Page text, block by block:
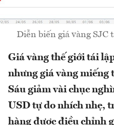
Diễn biến giá vàng
Giá vàng thế giới tái
nhưng giá vàng miếng
Sáu giảm vài chục
USD tự do nhích nhẹ,
hàng được điều chỉnh